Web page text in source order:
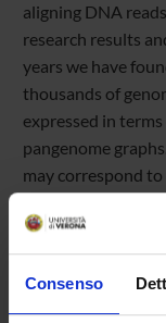
Consenso
aligning DNA
research results
years we have
thousands of
expressed in
pangenome
may correspond
it match well and
depending on the
matches in the
the dataset. We